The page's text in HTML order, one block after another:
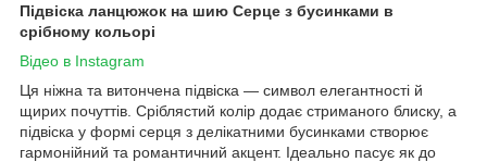
Підвіска ланцюжок на шию Серце з бусинками в
срібному кольорі
Відео в Instagram
Ця ніжна та витончена підвіска — символ елегантності й
щирих почуттів. Сріблястий колір додає стриманого блиску, а
підвіска у формі серця з делікатними бусинками створює
гармонійний та романтичний акцент. Ідеально пасує як до